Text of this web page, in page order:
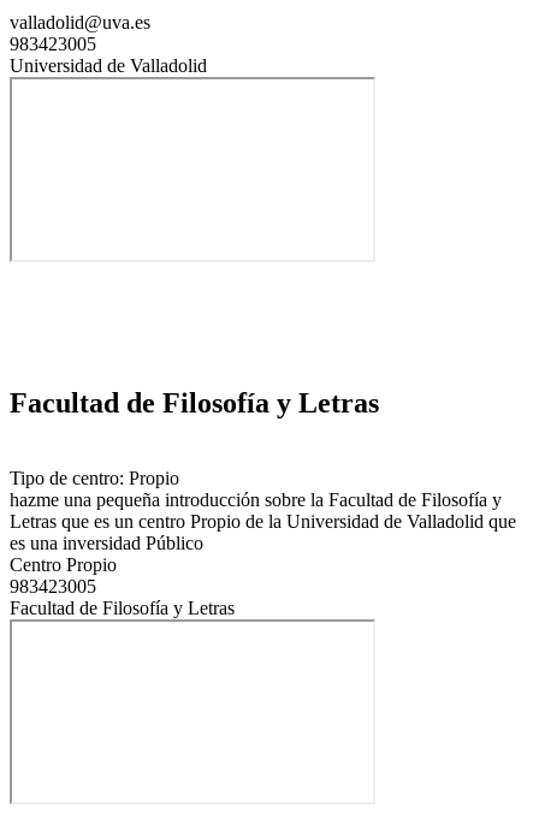
valladolid@uva.es
983423005
Universidad de Valladolid
Facultad de Filosofía y Letras
Tipo de centro: Propio
hazme una pequeña introducción sobre la Facultad de Filosofía y
Letras que es un centro Propio de la Universidad de Valladolid que
es una inversidad Público
Centro Propio
983423005
Facultad de Filosofía y Letras